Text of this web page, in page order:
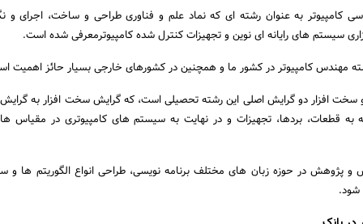
کامپیوتر به عنوان رشته ای که نماد علم و فناوری طراحی و ساخت، اجرای و
سیستم های رایانه ای نوین و تجهیزات کنترل شده کامپیوترمعرفی شده است.
مهندس کامپیوتر در کشور ما و همچنین در کشورهای خارجی بسیار حائز اهمیت
سخت افزار دو گرایش اصلی این رشته تحصیلی است، که گرایش سخت افزار به گرایش
به قطعات، بردها، تجهیزات و در نهایت به سیستم های کامپیوتری در مقیاس
و پژوهش در حوزه زبان های مختلف برنامه نویسی، طراحی انواع الگوریتم ها